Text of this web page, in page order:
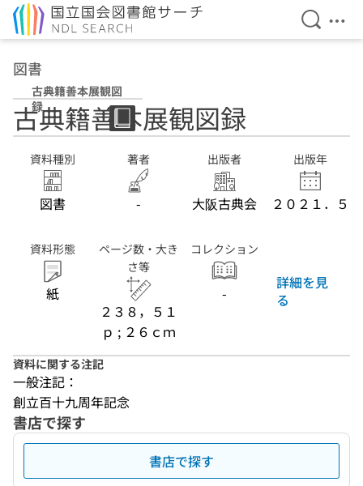
検索を
メ
図書
古典籍善本展観図
録
古典籍善本展観図録
資料種別
図書
著者
-
出版者
大阪古典会
出版年
２０２１．５
資料形態
紙
ページ数・大き
さ等
２３８，５１
ｐ ; ２６ｃｍ
コレクション
-
詳細を見
る
資料に関する注記
一般注記：
創立百十九周年記念
書店で探す
書店で探す